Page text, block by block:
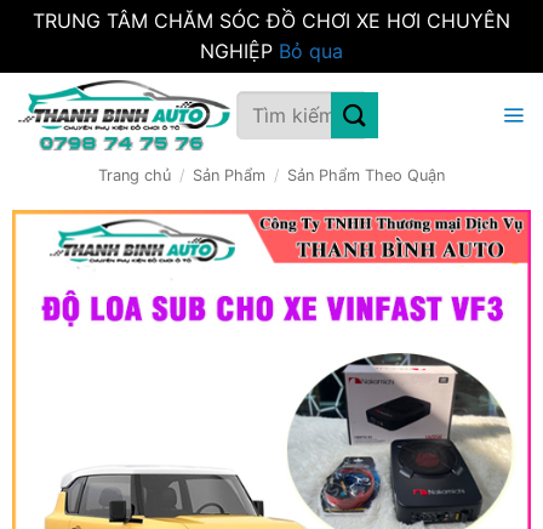
TRUNG TÂM CHĂM SÓC ĐỒ CHƠI XE HƠI CHUYÊN
NGHIỆP Bỏ qua
qua
Tìm
kiếm:
Trang chủ / Sản Phẩm / Sản Phẩm Theo Quận